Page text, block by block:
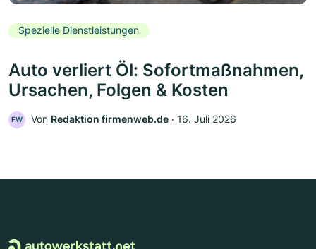
Spezielle Dienstleistungen
Auto verliert Öl: Sofortmaßnahmen,
Ursachen, Folgen & Kosten
FW Von Redaktion firmenweb.de ‧ 16. Juli 2026